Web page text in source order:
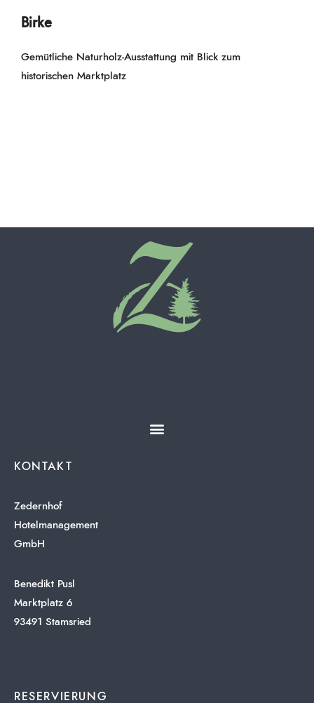
Birke
Gemütliche Naturholz-Ausstattung mit Blick zum
historischen Marktplatz
KONTAKT
Zedernhof
Hotelmanagement
GmbH
Benedikt Pusl
Marktplatz 6
93491 Stamsried
RESERVIERUNG